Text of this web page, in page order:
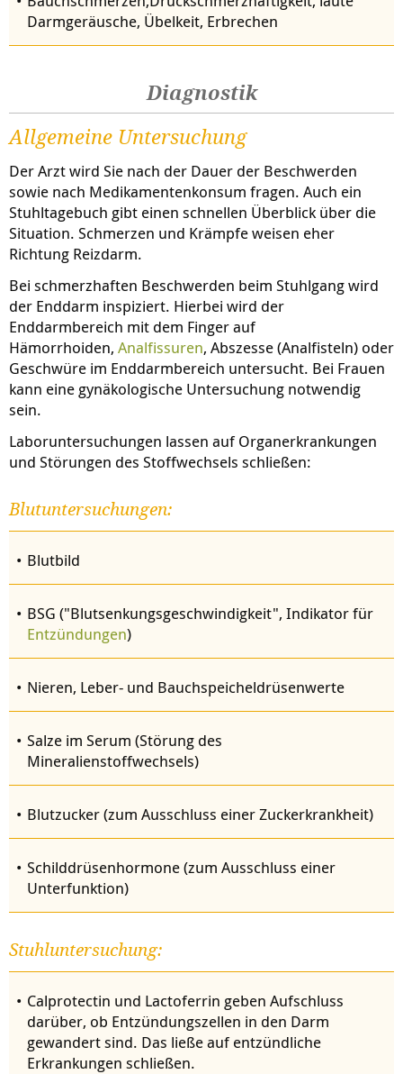
Darmgeräusche, Übelkeit, Erbrechen
Diagnostik
Allgemeine Untersuchung
Der Arzt wird Sie nach der Dauer der Beschwerden
sowie nach Medikamentenkonsum fragen. Auch ein
Stuhltagebuch gibt einen schnellen Überblick über die
Situation. Schmerzen und Krämpfe weisen eher
Richtung Reizdarm.
Bei schmerzhaften Beschwerden beim Stuhlgang wird
der Enddarm inspiziert. Hierbei wird der
Enddarmbereich mit dem Finger auf
Hämorrhoiden, Analfissuren, Abszesse (Analfisteln) oder
Geschwüre im Enddarmbereich untersucht. Bei Frauen
kann eine gynäkologische Untersuchung notwendig
sein.
Laboruntersuchungen lassen auf Organerkrankungen
und Störungen des Stoffwechsels schließen:
Blutuntersuchungen:
Blutbild
BSG ("Blutsenkungsgeschwindigkeit", Indikator für
Entzündungen)
Nieren, Leber- und Bauchspeicheldrüsenwerte
Salze im Serum (Störung des
Mineralienstoffwechsels)
Blutzucker (zum Ausschluss einerZuckerkrankheit)
Schilddrüsenhormone (zum Ausschluss einer
Unterfunktion)
Stuhluntersuchung:
Calprotectin und Lactoferrin geben Aufschluss
darüber, ob Entzündungszellen in den Darm
gewandert sind. Das ließe auf entzündliche
Erkrankungen schließen.